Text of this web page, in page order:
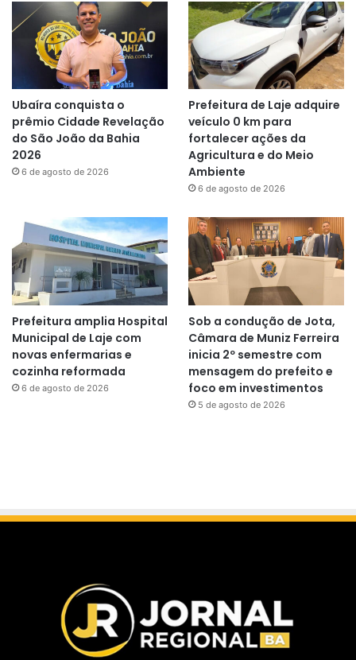
Ubaíra conquista o
prêmio Cidade Revelação
do São João da Bahia
2026
6 de agosto de 2026
Prefeitura de Laje adquire
veículo 0 km para
fortalecer ações da
Agricultura e do Meio
Ambiente
6 de agosto de 2026
Prefeitura amplia Hospital
Municipal de Laje com
novas enfermarias e
cozinha reformada
6 de agosto de 2026
Sob a condução de Jota,
Câmara de Muniz Ferreira
inicia 2º semestre com
mensagem do prefeito e
foco em investimentos
5 de agosto de 2026